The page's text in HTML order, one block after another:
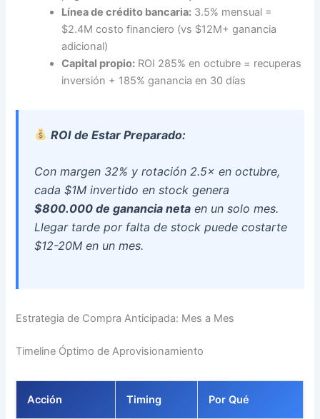
Línea de crédito bancaria: 3.5% mensual =
$2.4M costo financiero (vs $12M+ ganancia
adicional)
Capital propio: ROI 285% en octubre = recuperas
inversión + 185% ganancia en 30 días
ROI de Estar Preparado:
Con margen 32% y rotación 2.5× en octubre,
cada $1M invertido en stock genera
$800.000 de ganancia neta en un solo mes.
Llegar tarde por falta de stock puede costarte
$12-20M en un mes.
Estrategia de Compra Anticipada: Mes a Mes
Timeline Óptimo de Aprovisionamiento
Acción Timing Por Qué